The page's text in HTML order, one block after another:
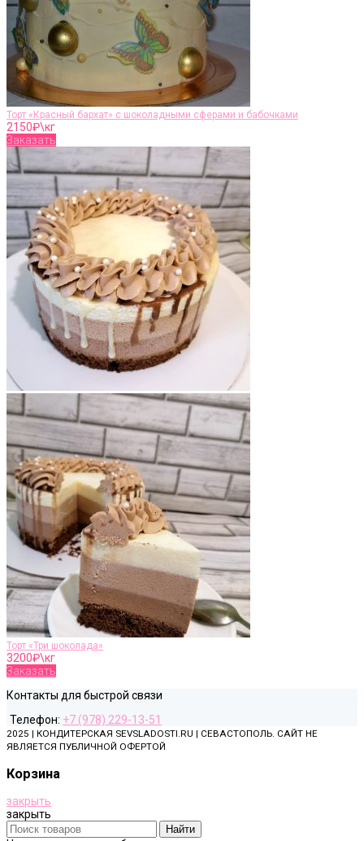
Торт «Красный бархат» с шоколадными сферами и бабочками
2150₽\кг
Заказать
Торт «Три шоколада»
3200₽\кг
Заказать
Контакты для быстрой связи
Телефон: +7 (978) 229-13-51
2025 | КОНДИТЕРСКАЯ SEVSLADOSTI.RU | СЕВАСТОПОЛЬ. САЙТ НЕ
ЯВЛЯЕТСЯ ПУБЛИЧНОЙ ОФЕРТОЙ
Корзина
закрыть
закрыть
Найти